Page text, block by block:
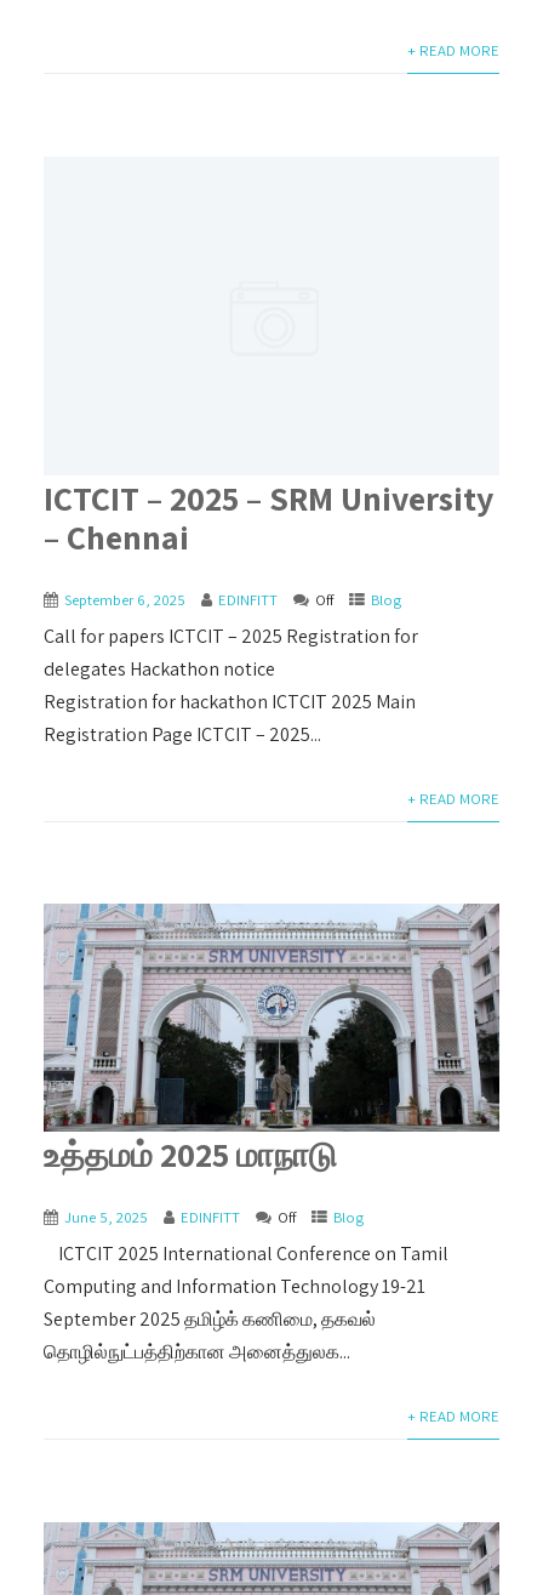
+ READ MORE
ICTCIT – 2025 – SRM University
– Chennai
September 6, 2025 EDINFITT Off Blog
Call for papers ICTCIT – 2025 Registration for
delegates Hackathon notice
Registration for hackathon ICTCIT 2025 Main
Registration Page ICTCIT – 2025...
+ READ MORE
உத்தமம் 2025 மாநாடு
June 5, 2025 EDINFITT Off Blog
ICTCIT 2025 International Conference on Tamil
Computing and Information Technology 19-21
September 2025 தமிழ்க் கணிமை, தகவல்
தொழில்நுட்பத்திற்கான அனைத்துலக...
+ READ MORE